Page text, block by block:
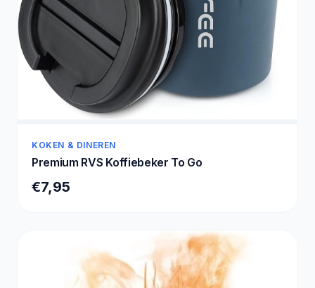
KOKEN & DINEREN
Premium RVS Koffiebeker To Go
€7,95